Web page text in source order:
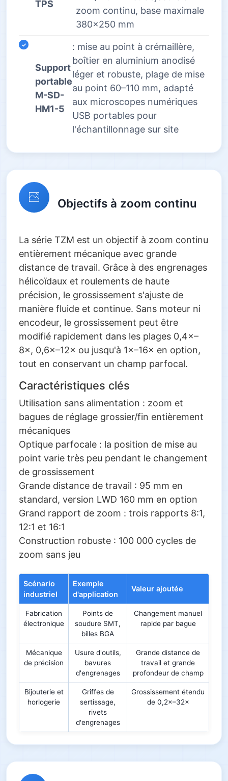
TPS
zoom continu, base maximale
380×250 mm
Support
portable
M-SD-
HM1-5
: mise au point à crémaillère,
boîtier en aluminium anodisé
léger et robuste, plage de mise
au point 60–110 mm, adapté
aux microscopes numériques
USB portables pour
l'échantillonnage sur site
Objectifs à zoom continu
La série TZM est un objectif à zoom continu
entièrement mécanique avec grande
distance de travail. Grâce à des engrenages
hélicoïdaux et roulements de haute
précision, le grossissement s'ajuste de
manière fluide et continue. Sans moteur ni
encodeur, le grossissement peut être
modifié rapidement dans les plages 0,4×–
8×, 0,6×–12× ou jusqu'à 1×–16× en option,
tout en conservant un champ parfocal.
Caractéristiques clés
Utilisation sans alimentation : zoom et
bagues de réglage grossier/fin entièrement
mécaniques
Optique parfocale : la position de mise au
point varie très peu pendant le changement
de grossissement
Grande distance de travail : 95 mm en
standard, version LWD 160 mm en option
Grand rapport de zoom : trois rapports 8:1,
12:1 et 16:1
Construction robuste : 100 000 cycles de
zoom sans jeu
Scénario
industriel
Exemple
d'application
Valeur ajoutée
Fabrication
électronique
Points de
soudure SMT,
billes BGA
Changement manuel
rapide par bague
Mécanique
de précision
Usure d'outils,
bavures
d'engrenages
Grande distance de
travail et grande
profondeur de champ
Bijouterie et
horlogerie
Griffes de
sertissage,
rivets
d'engrenages
Grossissement étendu
de 0,2×–32×